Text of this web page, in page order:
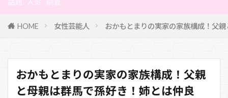
HOME 女性芸能人 おかもとまりの実家の家族構成！父
おかもとまりの実家の家族構成！父親
と母親は群馬で孫好き！姉とは仲良